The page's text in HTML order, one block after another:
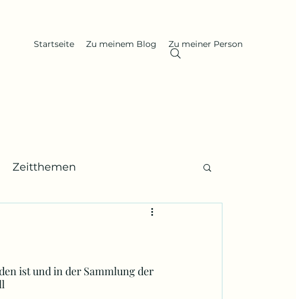
Startseite Zu meinem Blog Zu meiner Person
Zeitthemen
ist und in der Sammlung der